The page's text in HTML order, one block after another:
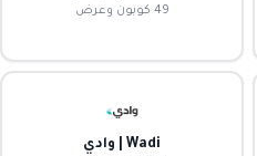
49 كوبون وعرض
Wadi | وادي